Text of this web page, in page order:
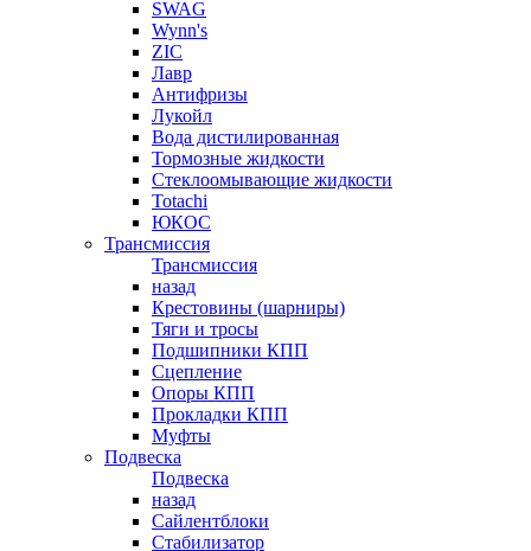
SWAG
Wynn's
ZIC
Лавр
Антифризы
Лукойл
Вода дистилированная
Тормозные жидкости
Стеклоомывающие жидкости
Totachi
ЮКОС
Трансмиссия
Трансмиссия
назад
Крестовины (шарниры)
Тяги и тросы
Подшипники КПП
Сцепление
Опоры КПП
Прокладки КПП
Муфты
Подвеска
Подвеска
назад
Сайлентблоки
Стабилизатор